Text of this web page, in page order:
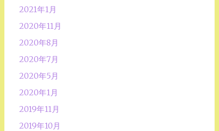
2021年1月
2020年11月
2020年8月
2020年7月
2020年5月
2020年1月
2019年11月
2019年10月